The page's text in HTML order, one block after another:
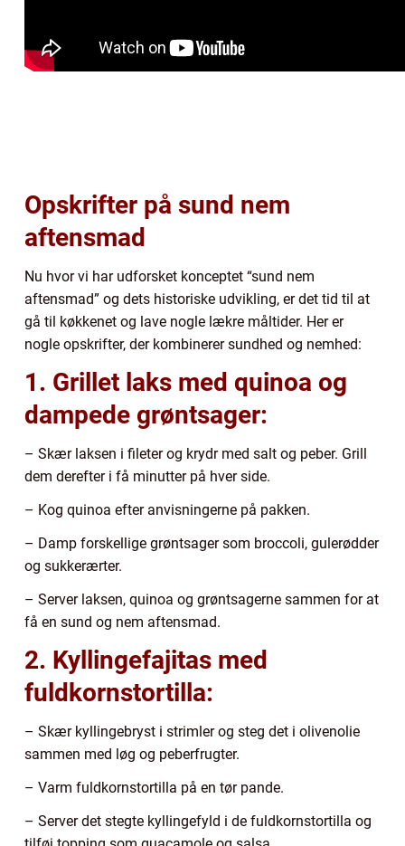
Opskrifter på sund nem
aftensmad
Nu hvor vi har udforsket konceptet “sund nem
aftensmad” og dets historiske udvikling, er det tid til at
gå til køkkenet og lave nogle lækre måltider. Her er
nogle opskrifter, der kombinerer sundhed og nemhed:
1. Grillet laks med quinoa og
dampede grøntsager:
– Skær laksen i fileter og krydr med salt og peber. Grill
dem derefter i få minutter på hver side.
– Kog quinoa efter anvisningerne på pakken.
– Damp forskellige grøntsager som broccoli, gulerødder
og sukkerærter.
– Server laksen, quinoa og grøntsagerne sammen for at
få en sund og nem aftensmad.
2. Kyllingefajitas med
fuldkornstortilla:
– Skær kyllingebryst i strimler og steg det i olivenolie
sammen med løg og peberfrugter.
– Varm fuldkornstortilla på en tør pande.
– Server det stegte kyllingefyld i de fuldkornstortilla og